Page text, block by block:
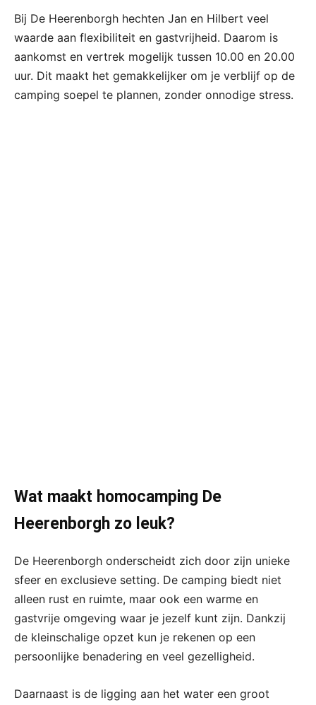
Bij De Heerenborgh hechten Jan en Hilbert veel
waarde aan flexibiliteit en gastvrijheid. Daarom is
aankomst en vertrek mogelijk tussen 10.00 en 20.00
uur. Dit maakt het gemakkelijker om je verblijf op de
camping soepel te plannen, zonder onnodige stress.
Wat maakt homocamping De
Heerenborgh zo leuk?
De Heerenborgh onderscheidt zich door zijn unieke
sfeer en exclusieve setting. De camping biedt niet
alleen rust en ruimte, maar ook een warme en
gastvrije omgeving waar je jezelf kunt zijn. Dankzij
de kleinschalige opzet kun je rekenen op een
persoonlijke benadering en veel gezelligheid.
Daarnaast is de ligging aan het water een groot